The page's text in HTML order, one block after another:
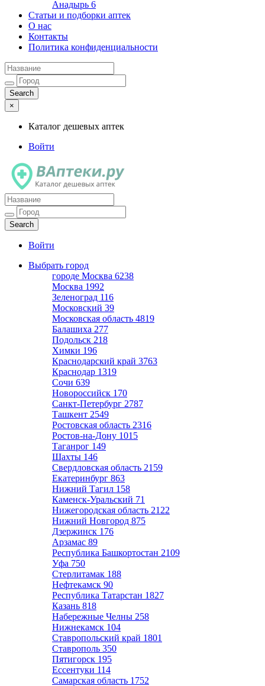
Анадырь 6
Статьи и подборки аптек
О нас
Контакты
Политика конфиденциальности
×
Каталог дешевых аптек
Войти
Каталог дешевых аптек
Войти
Выбрать город
городе Москва 6238
Москва 1992
Зеленоград 116
Московский 39
Московская область 4819
Балашиха 277
Подольск 218
Химки 196
Краснодарский край 3763
Краснодар 1319
Сочи 639
Новороссийск 170
Санкт-Петербург 2787
Ташкент 2549
Ростовская область 2316
Ростов-на-Дону 1015
Таганрог 149
Шахты 146
Свердловская область 2159
Екатеринбург 863
Нижний Тагил 158
Каменск-Уральский 71
Нижегородская область 2122
Нижний Новгород 875
Дзержинск 176
Арзамас 89
Республика Башкортостан 2109
Уфа 750
Стерлитамак 188
Нефтекамск 90
Республика Татарстан 1827
Казань 818
Набережные Челны 258
Нижнекамск 104
Ставропольский край 1801
Ставрополь 350
Пятигорск 195
Ессентуки 114
Самарская область 1752